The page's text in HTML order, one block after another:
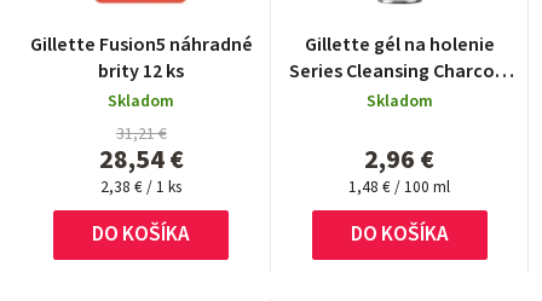
Gillette Fusion5 náhradné
brity 12 ks
hodnotenie
produktu
je
5,0
z
5
hviezdičiek.
Skladom
31,21 €
28,54 €
Jednotková
cena:
2,38 € / 1 ks
DO KOŠÍKA
Gillette gél na holenie
Series Cleansing Charcoal
200 ml
Skladom
2,96 €
Jednotková
cena:
1,48 € / 100 ml
DO KOŠÍKA